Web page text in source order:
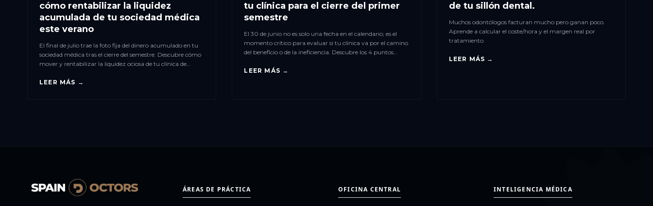
cómo rentabilizar la liquidez
acumulada de tu sociedad médica
este verano
El final de julio trae la foto fija del dinero acumulado en tu
sociedad médica tras el cierre del semestre. Descubre cómo
mover y rentabilizar la liquidez ociosa de tu clínica de
LEER MÁS →
tu clínica para el cierre del primer
semestre
El 30 de junio no es solo una fecha en el calendario; es el
momento crítico para evaluar si tu clínica va por el camino
del beneficio o de la ineficiencia. Descubre los 4 puntos
LEER MÁS →
de tu sillón dental.
Muchos odontólogos facturan mucho pero ganan poco.
Aprende a calcular el coste/hora y el margen real por
tratamiento.
LEER MÁS →
ÁREAS DE PRÁCTICA OFICINA CENTRAL INTELIGENCIA MÉDICA